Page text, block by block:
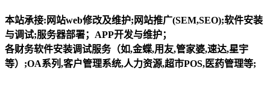
本站承接:网站web修改及维护;网站推广(SEM,SEO);软件安装
与调试;服务器部署；APP开发与维护；
各财务软件安装调试服务（如,金蝶,用友,管家婆,速达,星宇
等）;OA系列,客户管理系统,人力资源,超市POS,医药管理等;